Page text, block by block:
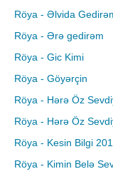
Röya - Əlvida
Röya - Ərə gedirəm
Röya - Gic Kimi
Röya - Göyərçin
Röya - Hərə Öz
Röya - Hərə Öz
Röya - Kesin Bilgi
Röya - Kimin Belə